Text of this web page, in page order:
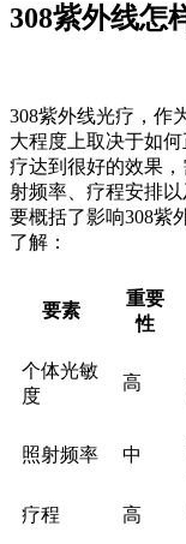
308紫外线怎
308紫外线光疗，作
大程度上取决于如
疗达到很好的效果
射频率、疗程安排
要概括了影响308紫
了解：
要素
重要
性
个体光敏
度
高
照射频率 中
疗程 高